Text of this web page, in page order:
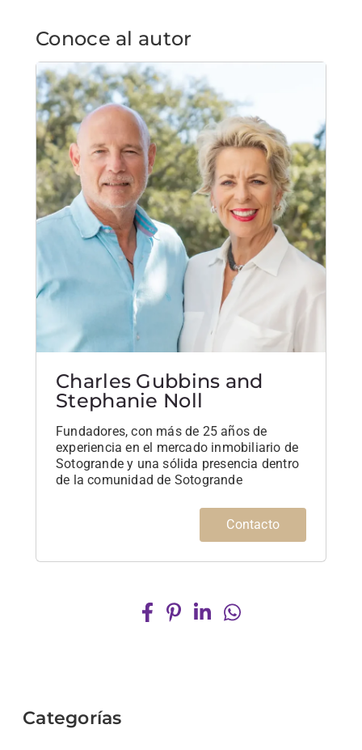
Conoce al autor
Charles Gubbins and
Stephanie Noll
Fundadores, con más de 25 años de
experiencia en el mercado inmobiliario de
Sotogrande y una sólida presencia dentro
de la comunidad de Sotogrande
Contacto
Categorías